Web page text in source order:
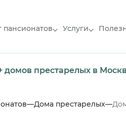
пансионатов Услуги
домов престарелых в
Дома престарелых